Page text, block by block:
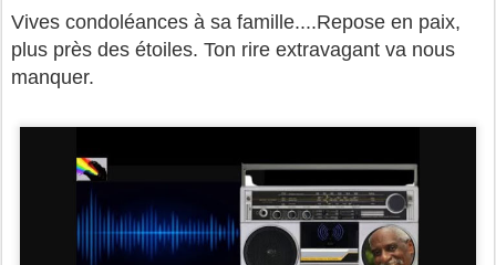
Vives condoléances à sa famille....Repose en paix,
plus près des étoiles. Ton rire extravagant va nous
manquer.